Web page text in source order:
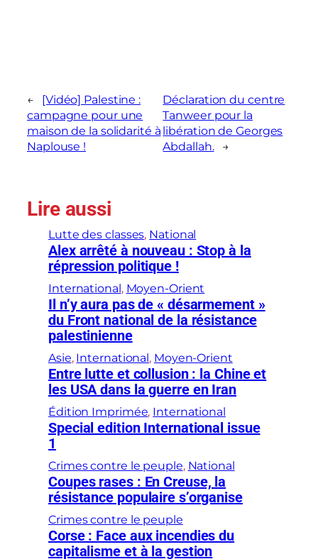
←
[Vidéo] Palestine :
campagne pour une
maison de la solidarité à
Naplouse !
Déclaration du centre
Tanweer pour la
libération de Georges
Abdallah.
→
Lire aussi
Lutte des classes, National
Alex arrêté à nouveau : Stop à la
répression politique !
International , Moyen-Orient
Il n’y aura pas de « désarmement »
du Front national de la résistance
palestinienne
Asie, International , Moyen-Orient
Entre lutte et collusion : la Chine et
les USA dans la guerre en Iran
Édition Imprimée, International
Special edition International issue
1
Crimes contre le peuple, National
Coupes rases : En Creuse, la
résistance populaire s’organise
Crimes contre le peuple
Corse : Face aux incendies du
capitalisme et à la gestion